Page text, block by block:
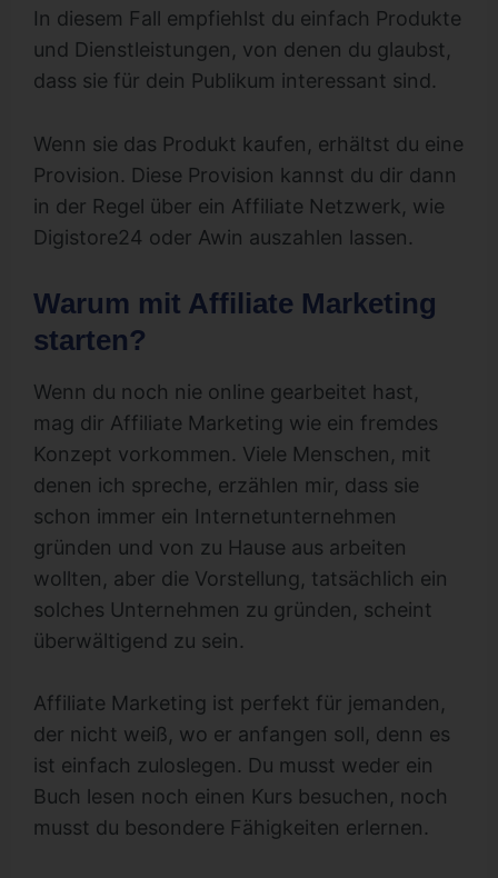
In diesem Fall empfiehlst du einfach Produkte
und Dienstleistungen, von denen du glaubst,
dass sie für dein Publikum interessant sind.
Wenn sie das Produkt kaufen, erhältst du eine
Provision. Diese Provision kannst du dir dann
in der Regel über ein Affiliate Netzwerk, wie
Digistore24 oder Awin auszahlen lassen.
Warum mit Affiliate Marketing
starten?
Wenn du noch nie online gearbeitet hast,
mag dir Affiliate Marketing wie ein fremdes
Konzept vorkommen. Viele Menschen, mit
denen ich spreche, erzählen mir, dass sie
schon immer ein Internetunternehmen
gründen und von zu Hause aus arbeiten
wollten, aber die Vorstellung, tatsächlich ein
solches Unternehmen zu gründen, scheint
überwältigend zu sein.
Affiliate Marketing ist perfekt für jemanden,
der nicht weiß, wo er anfangen soll, denn es
ist einfach zuloslegen. Du musst weder ein
Buch lesen noch einen Kurs besuchen, noch
musst du besondere Fähigkeiten erlernen.